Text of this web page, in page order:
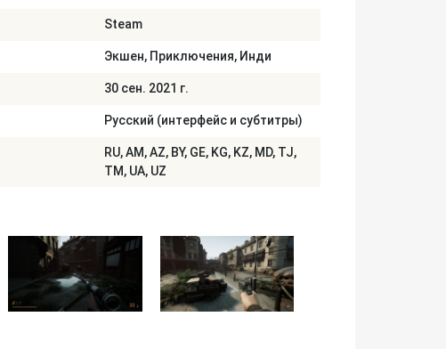
Steam
Экшен, Приключения, Инди
30 сен. 2021 г.
Русский (интерфейс и субтитры)
RU, AM, AZ, BY, GE, KG, KZ, MD, TJ,
TM, UA, UZ